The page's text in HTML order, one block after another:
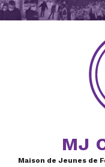
Aller
MJ
Maison de Jeunes de